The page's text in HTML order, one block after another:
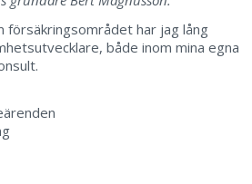
har jag lång
både inom mina egna